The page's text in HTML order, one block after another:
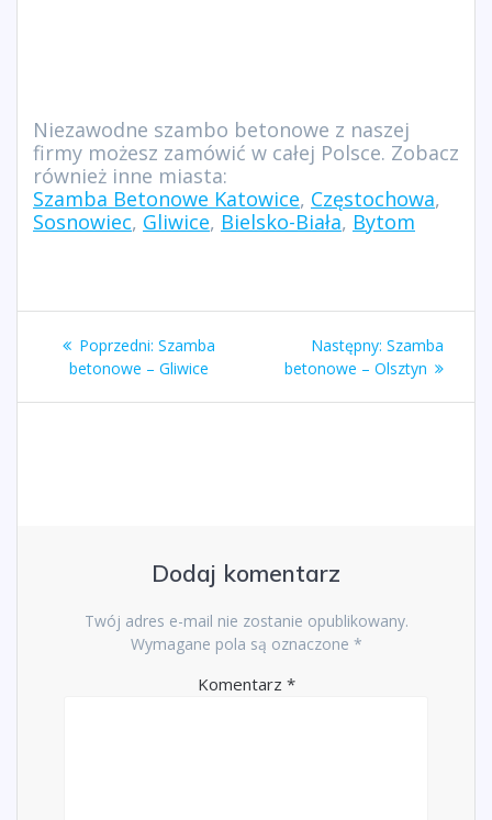
Niezawodne szambo betonowe z naszej
firmy możesz zamówić w całej Polsce. Zobacz
również inne miasta:
Szamba Betonowe Katowice, Częstochowa,
Sosnowiec, Gliwice, Bielsko-Biała, Bytom
Nawigacja
wpisu
Poprzedni: Poprzedni
wpis:
Szamba
betonowe – Gliwice
Następny: Następny
wpis:
Szamba
betonowe – Olsztyn
Dodaj komentarz
Twój adres e-mail nie zostanie opublikowany.
Wymagane pola są oznaczone *
Komentarz *